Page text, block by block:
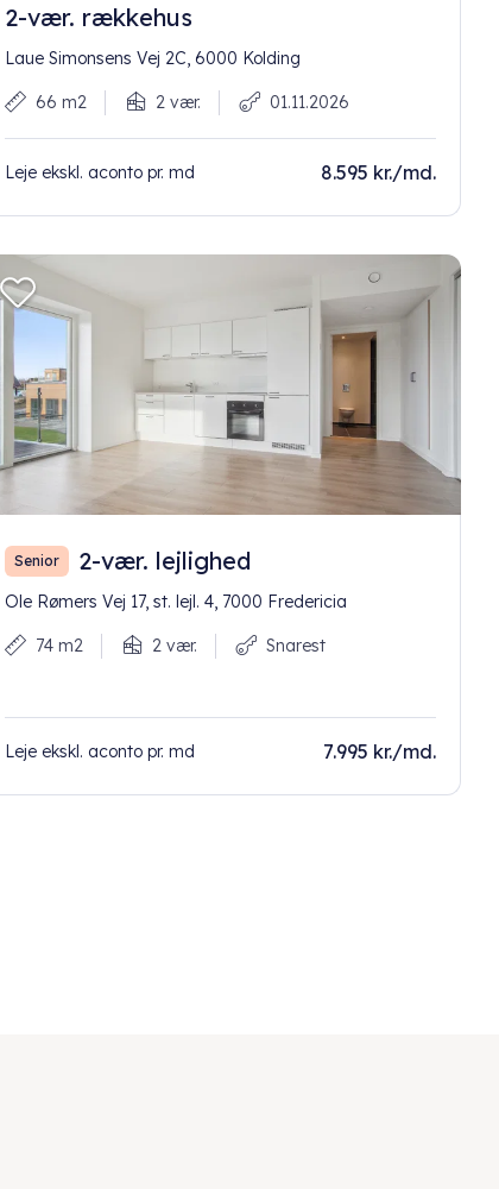
2-vær. rækkehus
Laue Simonsens Vej 2C, 6000 Kolding
66 m2 2 vær. 01.11.2026
Leje ekskl. aconto pr. md 8.595 kr./md.
Senior 2-vær. lejlighed
Ole Rømers Vej 17, st. lejl. 4, 7000 Fredericia
74 m2 2 vær. Snarest
Leje ekskl. aconto pr. md 7.995 kr./md.